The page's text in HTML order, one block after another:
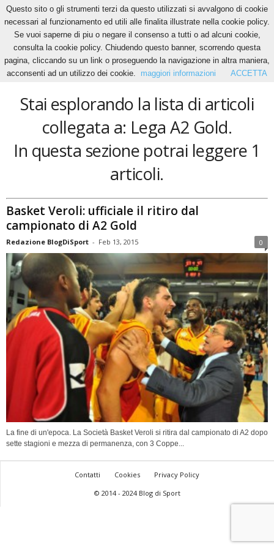
Home Tags Lega A2 Gold
Lega A2 Gold
Stai esplorando la lista di articoli
collegata a: Lega A2 Gold.
In questa sezione potrai leggere 1
articoli.
Basket Veroli: ufficiale il ritiro dal
campionato di A2 Gold
Redazione BlogDiSport - Feb 13, 2015 0
La fine di un'epoca. La Società Basket Veroli si ritira dal campionato di A2 dopo
sette stagioni e mezza di permanenza, con 3 Coppe...
Contatti Cookies
Privacy Policy
© 2014 - 2024 Blog di Sport
Questo sito o gli strumenti terzi da questo utilizzati si avvalgono di cookie
necessari al funzionamento ed utili alle finalita illustrate nella cookie policy.
Se vuoi saperne di piu o negare il consenso a tutti o ad alcuni cookie,
consulta la cookie policy. Chiudendo questo banner, scorrendo questa
pagina, cliccando su un link o proseguendo la navigazione in altra maniera,
acconsenti ad un utilizzo dei cookie.
maggiori informazioni ACCETTA